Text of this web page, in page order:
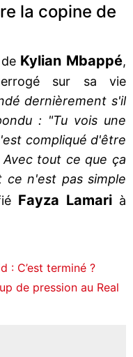
la copine de
Kylian Mbappé,
sur sa vie
dernièrement s'il
: "Tu vois une
compliqué d'être
tout ce que ça
n'est pas simple
Fayza Lamari à
: C’est terminé ?
de pression au Real